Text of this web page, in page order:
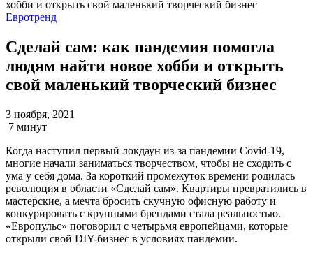
Евротренд
Сделай сам: как пандемия помогла
людям найти новое хобби и открыть
свой маленький творческий бизнес
3 ноября, 2021
7 минут
Когда наступил первый локдаун из-за пандемии Covid-19,
многие начали заниматься творчеством, чтобы не сходить с
ума у себя дома. За короткий промежуток времени родилась
революция в области «Сделай сам». Квартиры превратились в
мастерские, а мечта бросить скучную офисную работу и
конкурировать с крупными брендами стала реальностью.
«Европульс» поговорил с четырьмя европейцами, которые
открыли свой DIY-бизнес в условиях пандемии.